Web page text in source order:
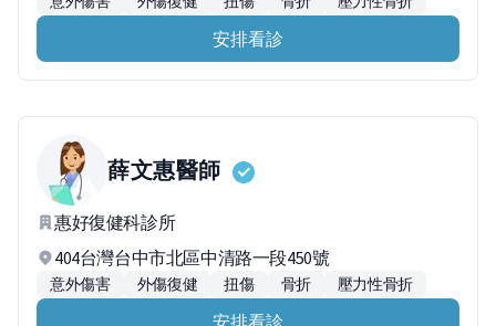
安排看診
薛文惠醫師
惠好復健科診所
404台灣台中市北區中清路一段450號
意外傷害 外傷復健 扭傷 骨折 壓力性骨折